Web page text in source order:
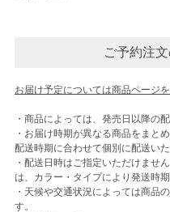
ご予約注
お届け予定については商品ページを
・商品によっては、発売日以降の
・お届け時期が異なる商品をまと
配送時期に合わせて個別に配送いた
・配送日時はご指定いただけませ
は、カラー・タイプにより発送時
・天候や交通状況によっては商品
す。